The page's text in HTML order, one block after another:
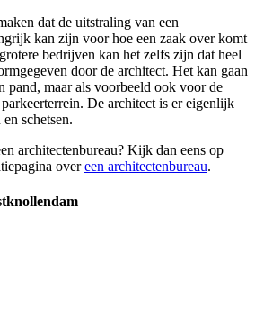
dat de uitstraling van een
kan zijn voor hoe een zaak over komt
bedrijven kan het zelfs zijn dat heel
door de architect. Het kan gaan
pand, maar als voorbeeld ook voor de
De architect is er eigenlijk
schetsen.
architectenbureau? Kijk dan eens op
overeen architectenbureau.